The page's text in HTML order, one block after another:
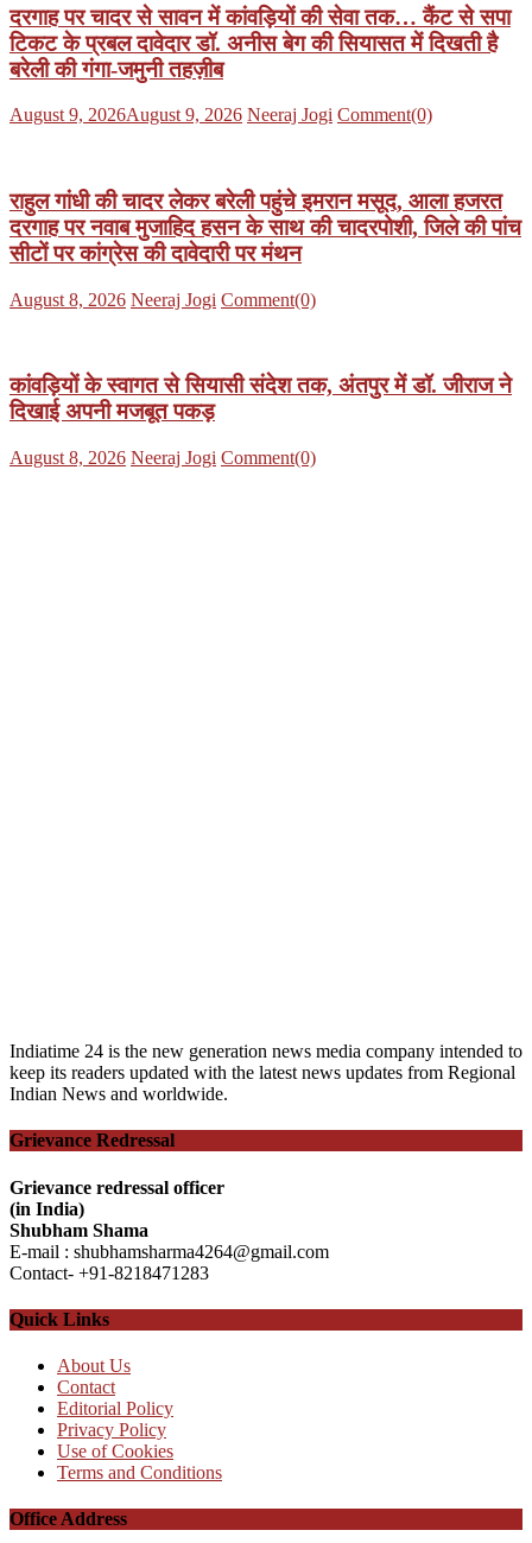
दरगाह पर चादर से सावन में कांवड़ियों की सेवा तक… कैंट से सपा
टिकट के प्रबल दावेदार डॉ. अनीस बेग की सियासत में दिखती है
बरेली की गंगा-जमुनी तहज़ीब
Posted
August 9, 2026August 9, 2026 Author
Neeraj Jogi Comment(0)
राहुल गांधी की चादर लेकर बरेली पहुंचे इमरान मसूद, आला हजरत
दरगाह पर नवाब मुजाहिद हसन के साथ की चादरपोशी, जिले की पांच
सीटों पर कांग्रेस की दावेदारी पर मंथन
Posted
August 8, 2026 Author
Neeraj Jogi Comment(0)
कांवड़ियों के स्वागत से सियासी संदेश तक, अंतपुर में डॉ. जीराज ने
दिखाई अपनी मजबूत पकड़
Posted
August 8, 2026 Author
Neeraj Jogi Comment(0)
Indiatime 24 is the new generation news media company intended to
keep its readers updated with the latest news updates from Regional
Indian News and worldwide.
Grievance Redressal
Grievance redressal officer
(in India)
Shubham Shama
E-mail : shubhamsharma4264@gmail.com
Contact- +91-8218471283
Quick Links
About Us
Contact
Editorial Policy
Privacy Policy
Use of Cookies
Terms and Conditions
Office Address